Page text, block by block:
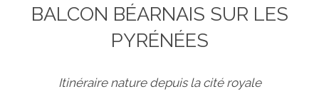
BALCON BÉARNAIS SUR LES
PYRÉNÉES
Itinéraire nature depuis la cité royale